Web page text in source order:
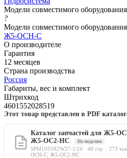
Модели совместимого оборудования
?
Модели совместимого оборудования
Ж5-ОСН-С
О производителе
Гарантия
12 месяцев
Страна производства
Россия
Габариты, вес и комплект
Штрихкод
4601552028519
Этот товар представлен в PDF
Каталог запчастей для Ж5-
Ж5-ОС2-НС
По моделям
SPM1053X2W27-1/26 · 48 стр. · 273
ОСН-С, Ж5-ОС2-НС